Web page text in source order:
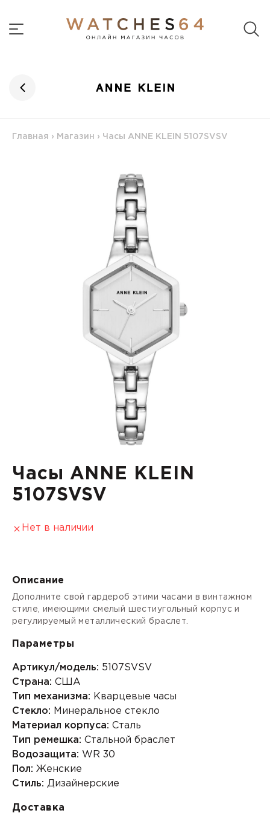
Главная › Магазин › Часы ANNE KLEIN 5107SVSV
Часы ANNE KLEIN
5107SVSV
Нет в наличии
Описание
Дополните свой гардероб этими часами в винтажном
стиле, имеющими смелый шестиугольный корпус и
регулируемый металлический браслет.
Параметры
Артикул/модель: 5107SVSV
Страна: США
Тип механизма: Кварцевые часы
Стекло: Минеральное стекло
Материал корпуса: Сталь
Тип ремешка: Стальной браслет
Водозащита: WR 30
Пол: Женские
Стиль: Дизайнерские
Доставка